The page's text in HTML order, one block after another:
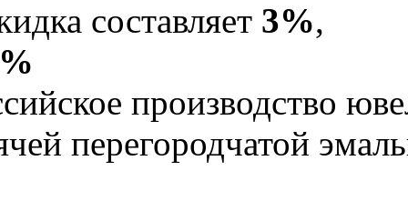
составляет 3%,
производство
перегородчатой